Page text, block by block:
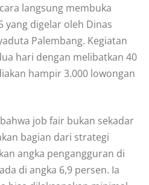
langsung membuka
yang digelar oleh Dinas
Palembang. Kegiatan
hari dengan melibatkan 40
hampir 3.000 lowongan
job fair bukan sekadar
bagian dari strategi
angka pengangguran di
di angka 6,9 persen. Ia